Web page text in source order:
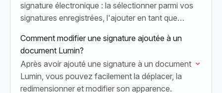
signature électronique : la sélectionner parmi vos
signatures enregistrées, l'ajouter en tant que
à…
Comment modifier une signature ajoutée à un
document Lumin?
Après avoir ajouté une signature à un document
Lumin, vous pouvez facilement la déplacer, la
redimensionner et modifier son apparence.